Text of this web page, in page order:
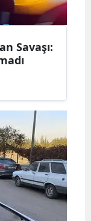
Savaşı: